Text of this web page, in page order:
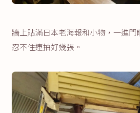
牆上貼滿日本老海報和小物，一進
忍不住連拍好幾張。